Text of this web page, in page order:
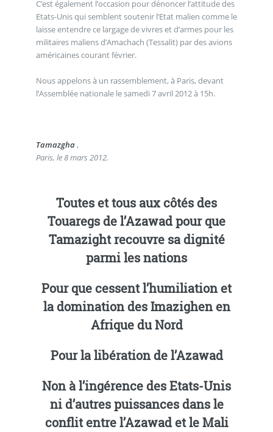
C’est également l’occasion pour dénoncer l’attitude des
Etats-Unis qui semblent soutenir l’Etat malien comme le
laisse entendre ce largage de vivres et d’armes pour les
militaires maliens d’Amachach (Tessalit) par des avions
américaines courant février.
Nous appelons à un rassemblement, à Paris, devant
l’Assemblée nationale le samedi 7 avril 2012 à 15h.
Tamazgha,
Paris, le 8 mars 2012.
Toutes et tous aux côtés des
Touaregs de l’Azawad pour que
Tamazight recouvre sa dignité
parmi les nations
Pour que cessent l’humiliation et
la domination des Imazighen en
Afrique du Nord
Pour la libération de l’Azawad
Non à l’ingérence des Etats-Unis
ni d’autres puissances dans le
conflit entre l’Azawad et le Mali